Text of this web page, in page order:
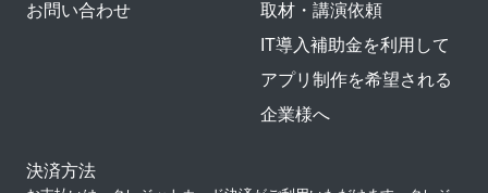
お問い合わせ
取材・講演依頼
IT導入補助金を利用して
アプリ制作を希望される
企業様へ
決済方法